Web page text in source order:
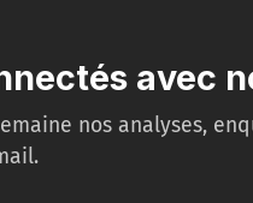
avec
nos analyses,